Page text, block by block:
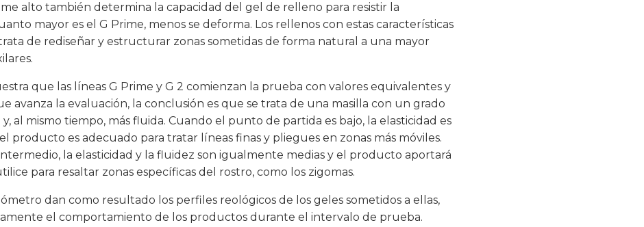
alto también determina la capacidad del gel de relleno para resistir la
mayor es el G Prime, menos se deforma. Los rellenos con estas características
de rediseñar y estructurar zonas sometidas de forma natural a una mayor
que las líneas G Prime y G 2 comienzan la prueba con valores equivalentes y
avanza la evaluación, la conclusión es que se trata de una masilla con un grado
al mismo tiempo, más fluida. Cuando el punto de partida es bajo, la elasticidad es
producto es adecuado para tratar líneas finas y pliegues en zonas más móviles.
la elasticidad y la fluidez son igualmente medias y el producto aportará
para resaltar zonas específicas del rostro, como los zigomas.
dan como resultado los perfiles reológicos de los geles sometidos a ellas,
el comportamiento de los productos durante el intervalo de prueba.